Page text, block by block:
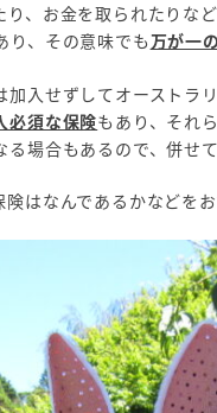
、お金を取られたりな
り、その意味でも万が一
入せずしてオースト
必須な保険もあり、それ
場合もあるので、併せ
はなんであるかなどを